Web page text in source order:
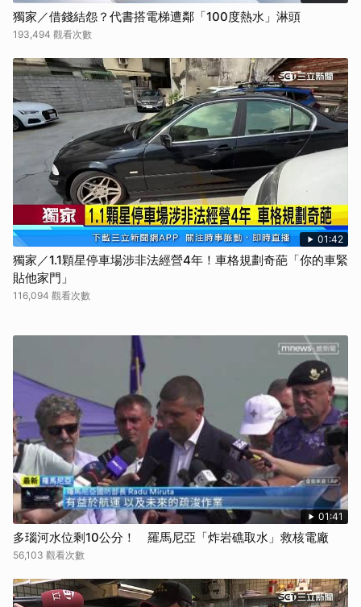
獨家／借錢結怨？代書搭電梯遭鄰「100度熱水」淋頭
193,494 觀看次數
01:42
獨家／1.1顆星停車場涉非法經營4年！車格規劃奇葩「你的車緊
貼他家門」
116,094 觀看次數
01:41
多瑙河水位剩10公分！ 羅馬尼亞「炸岩礁取水」救核電廠
56,103 觀看次數